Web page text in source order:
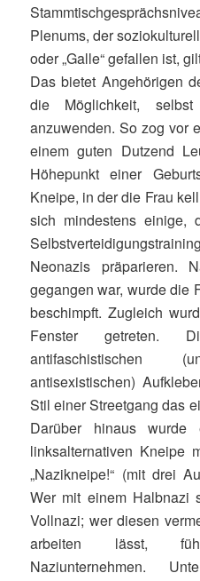
Plenums, der
oder „Galle“ gefallen ist,
Das bietet Angehörigen
die Möglichkeit, selbst
anzuwenden. So zog vor
einem guten Dutzend
Höhepunkt einer
Kneipe, in der die Frau
sich mindestens einige,
Neonazis präparieren.
gegangen war, wurde die
beschimpft. Zugleich
Fenster
antisexistischen)
Stil einer Streetgang das
Darüber hinaus
linksalternativen Kneipe
„Nazikneipe!“ (mit drei
Wer mit einem Halbnazi
Vollnazi; wer diesen
arbeiten lässt,
Naziunternehmen.